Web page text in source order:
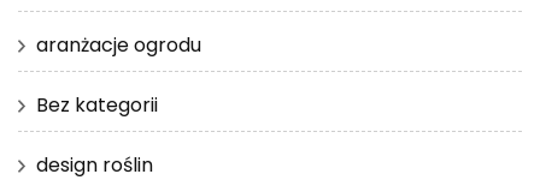
aranżacje ogrodu
Bez kategorii
design roślin